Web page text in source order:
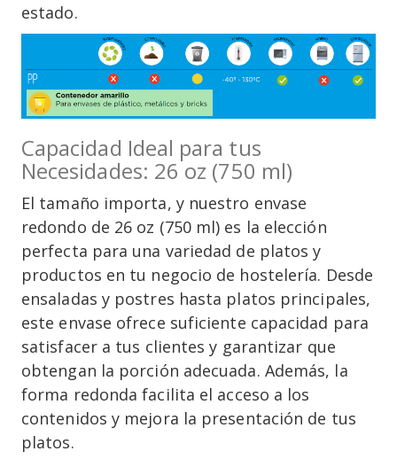
estado.
Capacidad Ideal para tus
Necesidades: 26 oz (750 ml)
El tamaño importa, y nuestro envase
redondo de 26 oz (750 ml) es la elección
perfecta para una variedad de platos y
productos en tu negocio de hostelería. Desde
ensaladas y postres hasta platos principales,
este envase ofrece suficiente capacidad para
satisfacer a tus clientes y garantizar que
obtengan la porción adecuada. Además, la
forma redonda facilita el acceso a los
contenidos y mejora la presentación de tus
platos.